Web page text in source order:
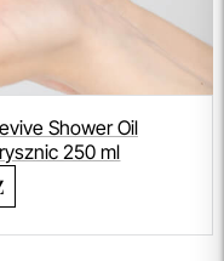
Shower Oil
250 ml